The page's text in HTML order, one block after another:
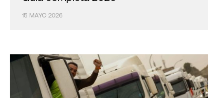
15 MAYO 2026